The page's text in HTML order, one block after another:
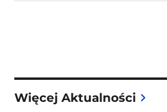
Więcej Aktualności